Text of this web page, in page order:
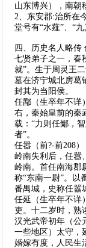
山东博兴），南朝
2、东安郡:治所在
堂号有“水薤”、“九
四、历史名人略传
七贤弟子之一，春
就”。生于周灵王
墓在济宁城北房葛
封其为当阳侯。
任鄙（生卒年不详
右，秦始皇前的秦
载：“力则任鄙，
者”。
任嚣（前?-前208
岭南失利后，任嚣
岭南。首任南海郡
称“东南一尉”。以
番禺城，史称任嚣
任延（生卒年不详
吏。十二岁时，熟
汉光武帝初年（公
一些地区）太守，
婚嫁有度，人民生